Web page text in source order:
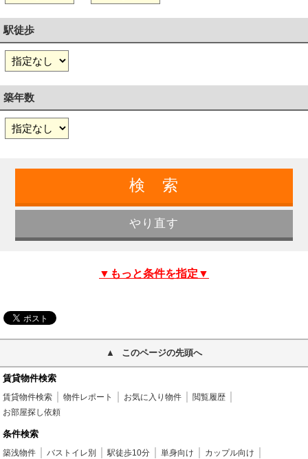
駅徒歩
築年数
▼もっと条件を指定▼
このページの先頭へ
賃貸物件検索
賃貸物件検索 物件レポート お気に入り物件
閲覧履歴
お部屋探し依頼
条件検索
築浅物件 バストイレ別 駅徒歩10分 単身向け
カップル向け